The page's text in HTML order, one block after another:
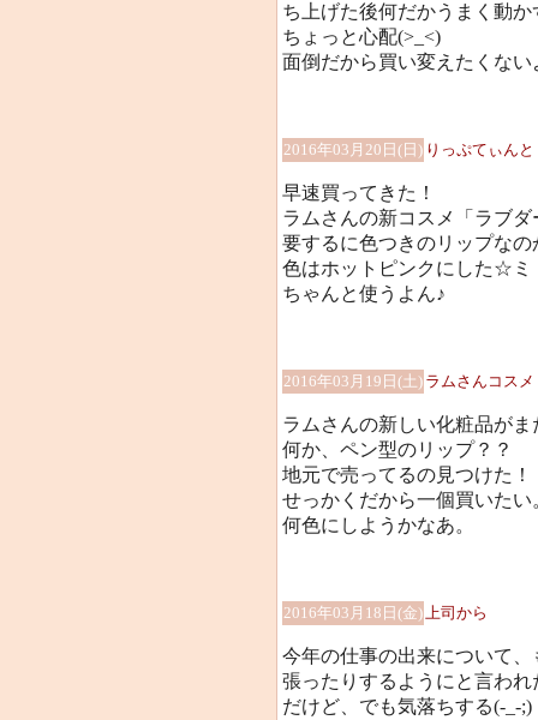
ち上げた後何だかうまく動
ちょっと心配(>_<)
面倒だから買い変えたくない
2016年03月20日(日) りっぷてぃんと
早速買ってきた！
ラムさんの新コスメ「ラブ
要するに色つきのリップなの
色はホットピンクにした☆ミ
ちゃんと使うよん♪
2016年03月19日(土) ラムさんコスメ
ラムさんの新しい化粧品が
何か、ペン型のリップ？？
地元で売ってるの見つけた！
せっかくだから一個買いたい
何色にしようかなあ。
2016年03月18日(金)上司から
今年の仕事の出来について
張ったりするようにと言わ
だけど、でも気落ちする(-_-;)